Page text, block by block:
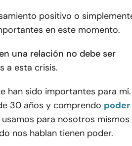
positivo o
en este momento.
una relación no debe ser
a esta crisis.
han sido importantes para mí.
30 años y comprendo poder
para nosotros mismos
nos hablan tienen poder.